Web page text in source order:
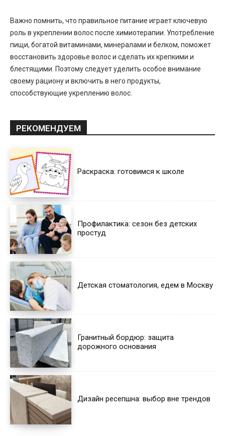
Важно помнить, что правильное питание играет ключевую
роль в укреплении волос после химиотерапии. Употребление
пищи, богатой витаминами, минералами и белком, поможет
восстановить здоровье волос и сделать их крепкими и
блестящими. Поэтому следует уделить особое внимание
своему рациону и включить в него продукты,
способствующие укреплению волос.
РЕКОМЕНДУЕМ
Раскраска: готовимся к школе
Профилактика: сезон без детских
простуд
Детская стоматология, едем в Москву
Гранитный бордюр: защита
дорожного основания
Дизайн ресепшна: выбор вне трендов